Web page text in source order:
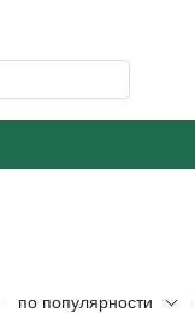
по популярности